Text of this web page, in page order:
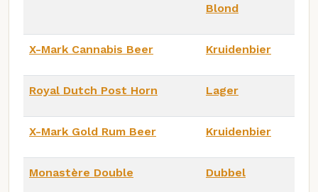
Blond
X-Mark Cannabis Beer Kruidenbier
Royal Dutch Post Horn Lager
X-Mark Gold Rum Beer Kruidenbier
Monastère Double Dubbel